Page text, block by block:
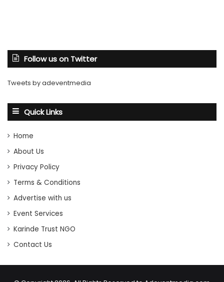
Follow us on Twitter
Tweets by adeventmedia
Quick Links
Home
About Us
Privacy Policy
Terms & Conditions
Advertise with us
Event Services
Karinde Trust NGO
Contact Us